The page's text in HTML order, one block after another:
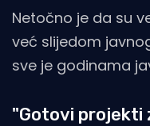
Netočno je da su
već slijedom
sve je godinama
"Gotovi projekti